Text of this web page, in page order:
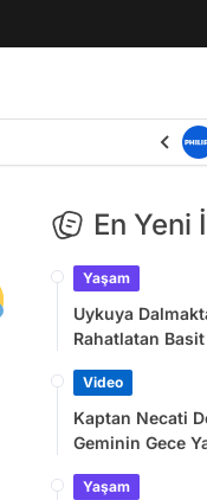
En Yeni
Yaşam
Uykuya
Rahatlatan
Video
Kaptan Necati
Geminin Gece
Yaşam